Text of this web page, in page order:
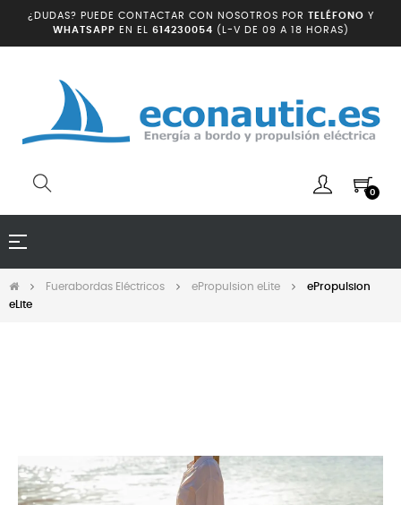
¿DUDAS? PUEDE CONTACTAR CON NOSOTROS POR TELÉFONO Y
WHATSAPP EN EL 614230054 (L-V DE 09 A 18 HORAS)
0
Navegación
☰
Fuerabordas Eléctricos ePropulsion eLite
ePropulsion
eLite